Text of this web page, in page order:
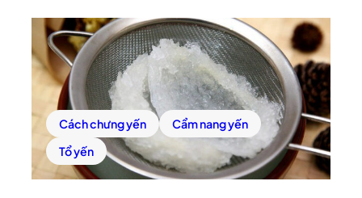
Cách chưng yến
Cẩm nang yến
Tổ yến